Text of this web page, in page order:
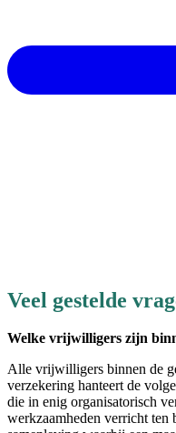
Veel gestelde
Welke vrijwilligers zijn
Alle vrijwilligers binnen de
verzekering hanteert de
die in enig organisatorisch
werkzaamheden verricht ten